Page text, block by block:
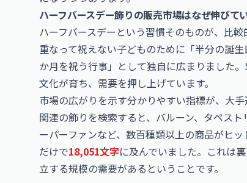
ハーフバースデー飾りの販売市場はなぜ伸びて
ハーフバースデーという習慣そのものが、比
重なって祝えない子どものために「半分の誕
か月を祝う行事」として独自に広まりました
文化が育ち、需要を押し上げています。
市場の広がりを示す分かりやすい指標が、大
関連の飾りを検索すると、バルーン、タペス
ーパーファンなど、数百種類以上の商品がヒ
だけで18,051文字に及んでいました。これは
立する規模の需要があるということです。